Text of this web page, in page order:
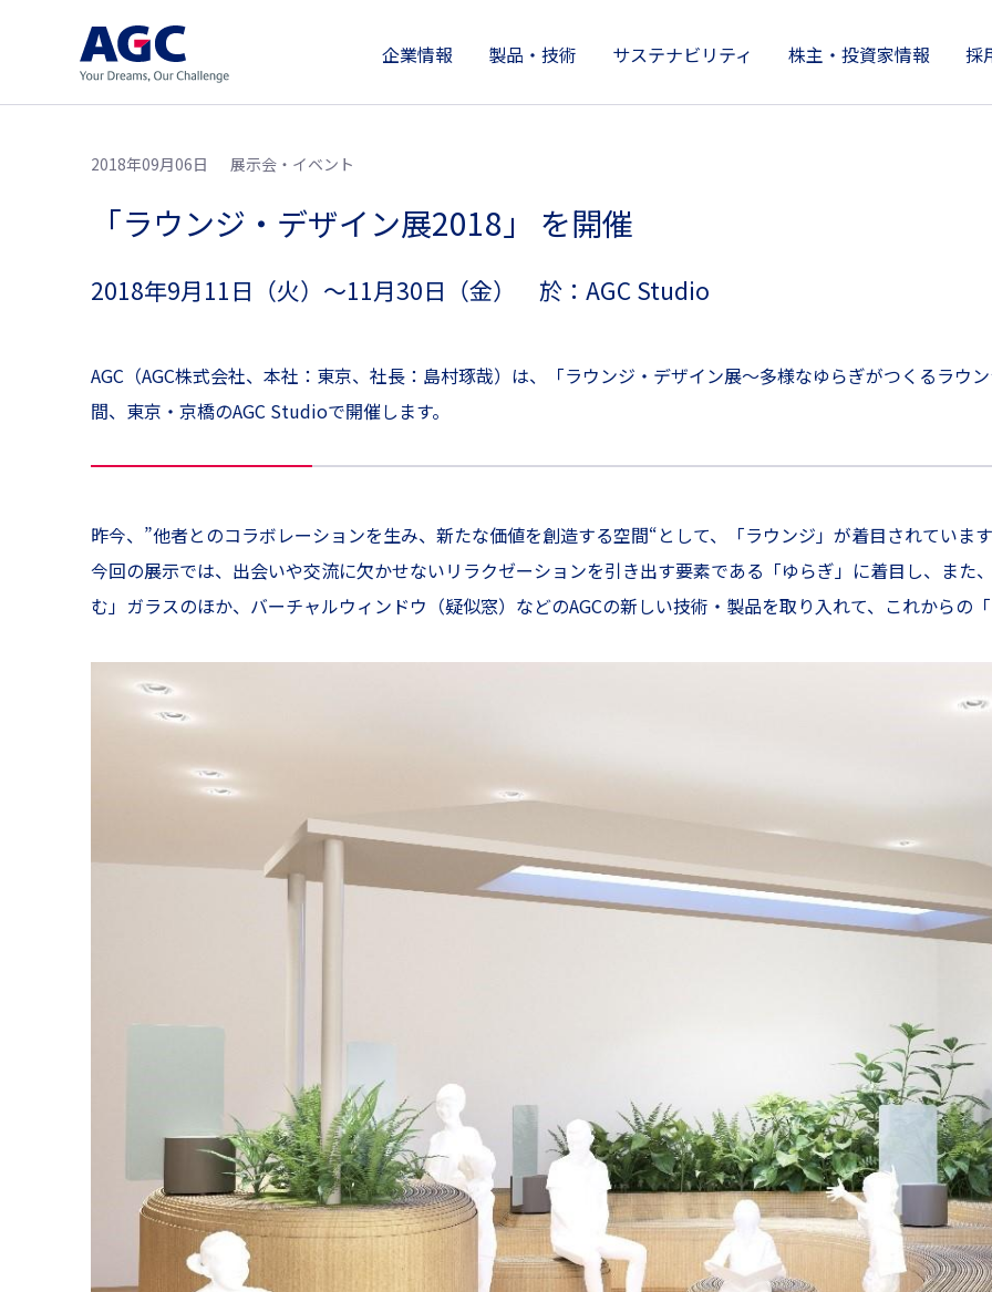
企業情報
企業情報
製品・技術
製品情報
技術開発とイノベーション
サステナビリティ
サステナビリティ
株主・投資家情報
株主・投資家情報
採
2018年09月06日 展示会・イベント
「ラウンジ・デザイン展2018」 を開催
2018年9月11日（火）～11月30日（金） 於：AGC Studio
AGC（AGC株式会社、本社：東京、社長：島村琢哉）は、「ラウンジ・デザイン展～多様なゆらぎがつくるラウ
間、東京・京橋のAGC Studioで開催します。
昨今、”他者とのコラボレーションを生み、新たな価値を創造する空間“として、「ラウンジ」が着目されていま
今回の展示では、出会いや交流に欠かせないリラクゼーションを引き出す要素である「ゆらぎ」に着目し、また
む」ガラスのほか、バーチャルウィンドウ（疑似窓）などのAGCの新しい技術・製品を取り入れて、これからの